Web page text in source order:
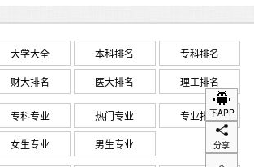
下APP
分享
大学大全 本科排名 专科排名
财大排名 医大排名 理工排名
专科专业 热门专业 专业排名
女生专业 男生专业